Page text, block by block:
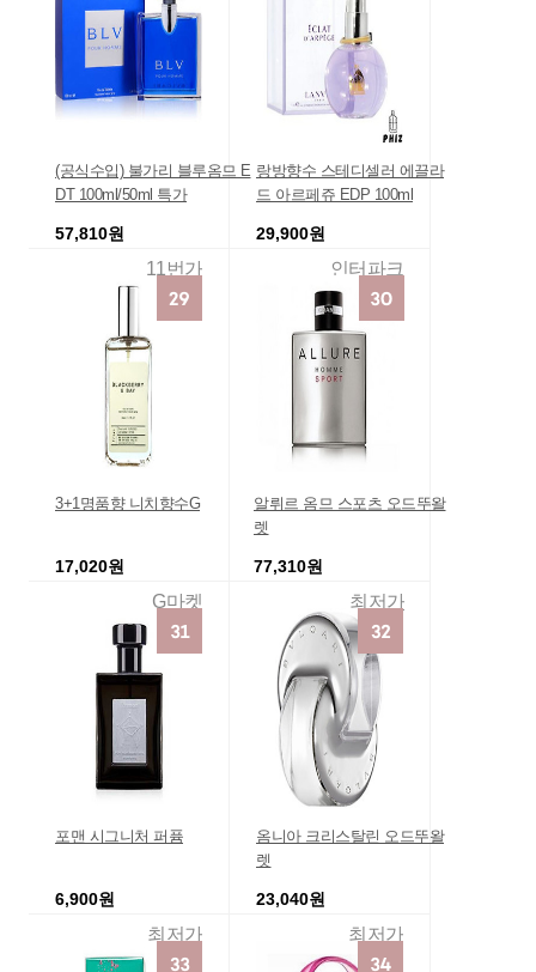
(공식수입) 불가리 블루옴므 E
DT 100ml/50ml 특가
57,810원
11번가
랑방향수 스테디셀러 에끌라
드 아르페쥬 EDP 100ml
29,900원
인터파크
3+1명품향 니치향수G
17,020원
G마켓
알뤼르 옴므 스포츠 오드뚜왈
렛
77,310원
최저가
포맨 시그니처 퍼퓸
6,900원
최저가
옴니아 크리스탈린 오드뚜왈
렛
23,040원
최저가